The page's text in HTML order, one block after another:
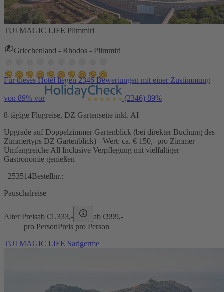
TUI MAGIC LIFE Plimmiri
Griechenland - Rhodos - Plimmiri
Für dieses Hotel liegen 2346 Bewertungen mit einer Zustimmung
von 89% vor (2346) 89%
8-tägige Flugreise, DZ Gartenseite inkl. AI
Upgrade auf Doppelzimmer Gartenblick (bei direkter Buchung des
Zimmertyps DZ Gartenblick) - Wert: ca. € 150,- pro Zimmer
Umfangreiche All Inclusive Verpflegung mit vielfältiger
Gastronomie genießen
253514Bestellnr.:
Pauschalreise
Alter Preisab €1.333,- ab €999,-
pro PersonPreis pro Person
TUI MAGIC LIFE Sarigerme